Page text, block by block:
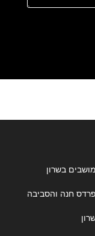
בשרון
חנה והסביבה